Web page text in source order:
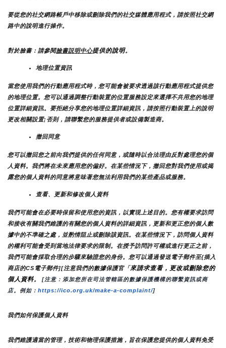
要從您的社交網路帳戶中移除或刪除我們的社交媒體應用程式，請按照社交網
路中的說明進行操作。
對於臉書：請參閱臉書説明中心提供的說明。
地理位置資訊
當您使用我們的行動應用程式時，您可能會被要求透過該行動應用程式提供您
的地理位置。您可以通過調整行動裝置的位置服務設定來選擇不共用您的地理
位置詳細資訊。要拒絕分享您的地理位置詳細資訊，請按照行動裝置上的說明
更改相關設置;否則，請聯繫您的服務提供者或設備製造商。
撤回同意
您可以撤回您之前向我們提供的任何同意，或隨時以合法理由反對處理您的個
人資料。我們將在未來應用您的偏好。在某些情況下，撤回您對我們使用或揭
露您的個人資料的同意將意味著您無法利用我們的某些產品或服務。
查看、更新和修改個人資料
我們可能會在必要時保留和使用您的資訊，以實現上述目的。您有權要求訪問
和接收有關我們維護的有關您的個人資料的詳細資訊，更新和更正您的個人數
據中的不準確之處，並酌情阻止或刪除該資訊。在某些情況下，訪問個人資料
的權利可能會受到當地法律要求的限制。在授予訪問許可權或進行更正之前，
我們可能會採取合理的步驟來驗證您的身份。您可以通過發送電子郵件至{插入
商店的CS電子郵件][注意我們的數據保護官「來請求查看，更改或刪除您的
個人資料。
[注意：添加您所在司法管轄區的數據保護機構的聯繫資訊或商
店。例如： https://ico.org.uk/make-a-complaint/]
我們如何保護個人資料
我們維護適當的管理，技術和物理保護措施，旨在保護您提供的個人資料免受